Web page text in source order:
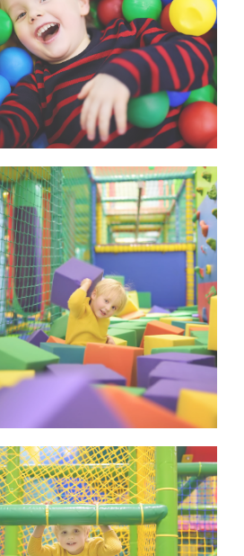
fun in ball pit with colorful
indoor playground. Kid